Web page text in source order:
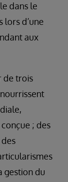
dans le
lors d’une
aux
de trois
; des
gestion du